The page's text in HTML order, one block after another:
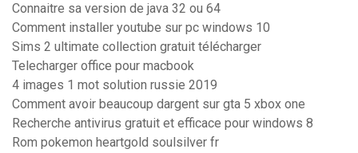
Connaitre sa version de java 32 ou 64
Comment installer youtube sur pc windows 10
Sims 2 ultimate collection gratuit télécharger
Telecharger office pour macbook
4 images 1 mot solution russie 2019
Comment avoir beaucoup dargent sur gta 5 xbox one
Recherche antivirus gratuit et efficace pour windows 8
Rom pokemon heartgold soulsilver fr